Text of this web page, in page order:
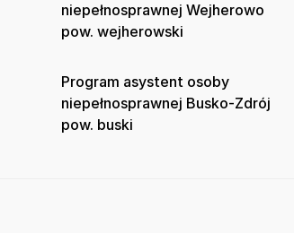
niepełnosprawnej Wejherowo
pow. wejherowski
Program asystent osoby
niepełnosprawnej Busko-Zdrój
pow. buski